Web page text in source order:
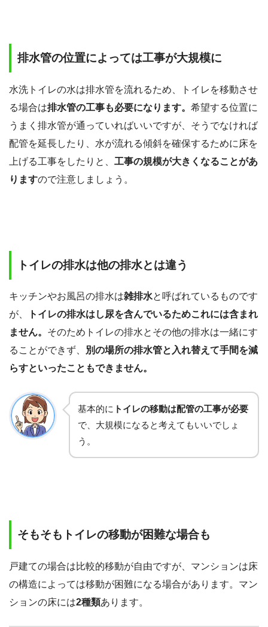
排水管の位置によっては工事が大規模に
水洗トイレの水は排水管を流れるため、トイレを移動させ
る場合は排水管の工事も必要になります。 希望する位置に
うまく排水管が通っていればいいですが、そうでなければ
配管を延長したり、水が流れる傾斜を確保するために床を
上げる工事をしたりと、 工事の規模が大きくなることがあ
りますので注意しましょう。
トイレの排水は他の排水とは違う
キッチンやお風呂の排水は雑排水と呼ばれているものです
が、
トイレの排水はし尿を含んでいるためこれには含まれ
ません。 そのためトイレの排水とその他の排水は一緒にす
ることができず、
別の場所の排水管と入れ替えて手間を減
らすといったこともできません。
基本的に トイレの移動は配管の工事が必要
で、大規模になると考えてもいいでしょ
う。
そもそもトイレの移動が困難な場合も
戸建ての場合は比較的移動が自由ですが、マンションは床
の構造によっては移動が困難になる場合があります。マン
ションの床には2種類あります。